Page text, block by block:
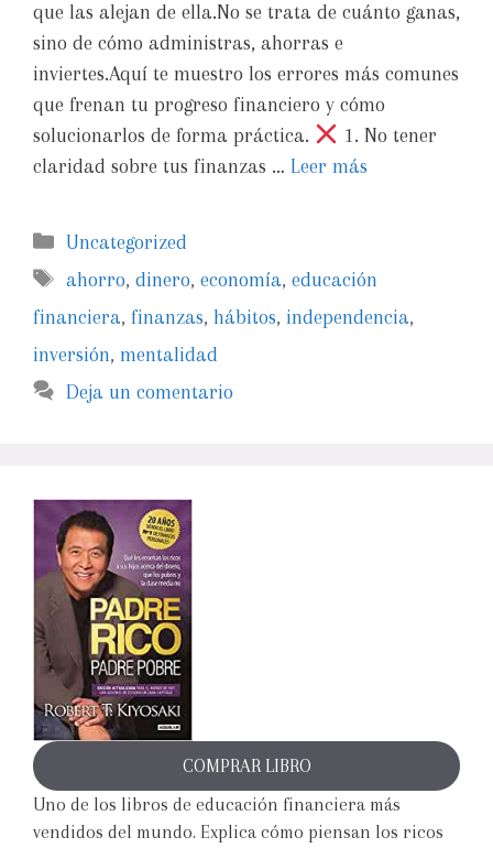
que las alejan de ella.No se trata de cuánto ganas,
sino de cómo administras, ahorras e
inviertes.Aquí te muestro los errores más comunes
que frenan tu progreso financiero y cómo
solucionarlos de forma práctica.
1. No tener
claridad sobre tus finanzas … Leer más
Uncategorized
ahorro,dinero,economía,educación
financiera, finanzas, hábitos, independencia,
inversión, mentalidad
Deja un comentario
COMPRAR LIBRO
Uno de los libros de educación financiera más
vendidos del mundo. Explica cómo piensan los ricos